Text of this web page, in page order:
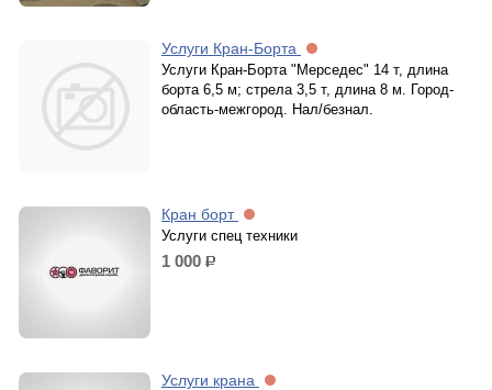
Услуги Кран-Борта
Услуги Кран-Борта "Мерседес" 14 т, длина
борта 6,5 м; стрела 3,5 т, длина 8 м. Город-
область-межгород. Нал/безнал.
Кран борт
Услуги спец техники
1 000 р.
Услуги крана